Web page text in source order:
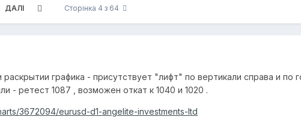
ДАЛІ Сторінка 4 з 64
графика - присутствует "лифт" по вертикали справа и по
- ретест 1087 , возможен откат к 1040 и 1020 .
3672094/eurusd-d1-angelite-investments-ltd